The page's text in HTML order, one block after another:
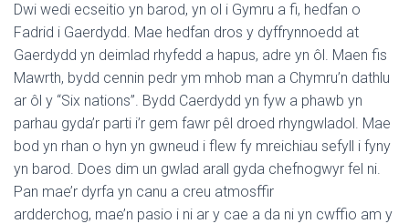
Dwi wedi ecseitio yn barod, yn ol i Gymru a fi, hedfan o
Fadrid i Gaerdydd. Mae hedfan dros y dyffrynnoedd at
Gaerdydd yn deimlad rhyfedd a hapus, adre yn ôl. Maen fis
Mawrth, bydd cennin pedr ym mhob man a Chymru’n dathlu
ar ôl y “Six nations”. Bydd Caerdydd yn fyw a phawb yn
parhau gyda’r parti i’r gem fawr pêl droed rhyngwladol. Mae
bod yn rhan o hyn yn gwneud i flew fy mreichiau sefyll i fyny
yn barod. Does dim un gwlad arall gyda chefnogwyr fel ni.
Pan mae’r dyrfa yn canu a creu atmosffir
ardderchog, mae’n pasio i ni ar y cae a da ni yn cwffio am y